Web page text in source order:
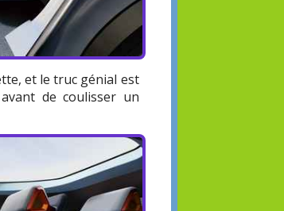
et le truc génial est
de coulisser un